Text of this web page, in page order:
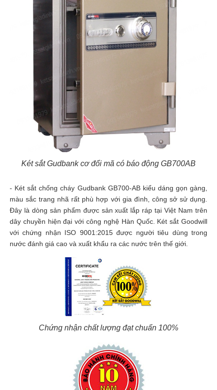
Két sắt Gudbank cơ đổi mã có báo động GB700AB
- Két sắt chống cháy Gudbank GB700-AB kiểu dáng gọn gàng,
màu sắc trang nhã rất phù hợp với gia đình, công sở sử dụng.
Đây là dòng sản phẩm được sản xuất lắp ráp tại Việt Nam trên
dây chuyền hiện đại với công nghệ Hàn Quốc. Két sắt Goodwill
với chứng nhận ISO 9001:2015 được người tiêu dùng trong
nước đánh giá cao và xuất khẩu ra các nước trên thế giới.
Chứng nhận chất lượng đạt chuẩn 100%